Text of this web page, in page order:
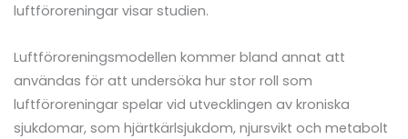
luftföroreningar visar studien.
Luftföroreningsmodellen kommer bland annat att
användas för att undersöka hur stor roll som
luftföroreningar spelar vid utvecklingen av kroniska
sjukdomar, som hjärtkärlsjukdom, njursvikt och metabolt